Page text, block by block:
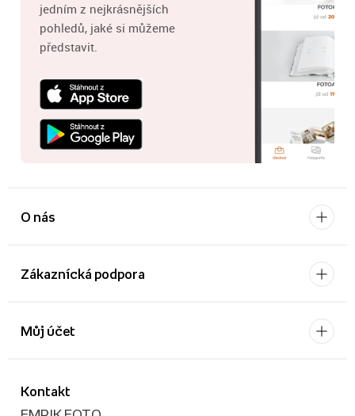
jedním z nejkrásnějších
pohledů, jaké si můžeme
představit.
O nás
Zákaznícká podpora
Kontakt
Můj účet